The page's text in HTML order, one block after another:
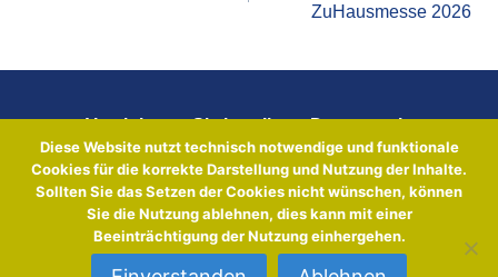
ZuHausmesse 2026
Vereinbaren Sie jetzt Ihren Demotermin
Sales Team
sales@atip.de
+49 69 710 407 122
atip GmbH
Daimlerstraße 32
60314 Frankfurt am Main
Diese Website nutzt technisch notwendige und funktionale
Cookies für die korrekte Darstellung und Nutzung der Inhalte.
Sollten Sie das Setzen der Cookies nicht wünschen, können
Sie die Nutzung ablehnen, dies kann mit einer
Beeinträchtigung der Nutzung einhergehen.